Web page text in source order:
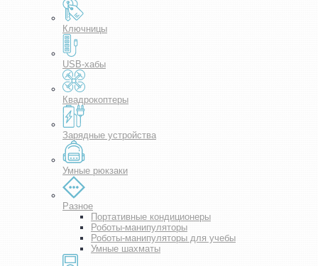
Ключницы
USB-хабы
Квадрокоптеры
Зарядные устройства
Умные рюкзаки
Разное
Портативные кондиционеры
Роботы-манипуляторы
Роботы-манипуляторы для учебы
Умные шахматы